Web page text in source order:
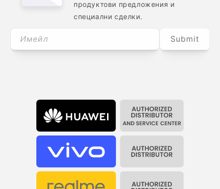
продуктови предложения и
специални сделки.
Имейл Submit